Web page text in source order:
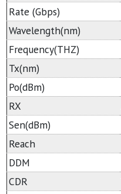
Rate (Gbps)
Wavelength(nm)
Frequency(THZ)
Tx(nm)
Po(dBm)
RX
Sen(dBm)
Reach
DDM
CDR